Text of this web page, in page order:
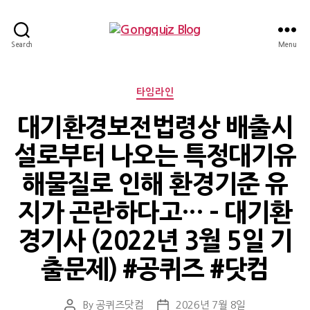
Search Menu
Categories
타임라인
대기환경보전법령상 배출시
설로부터 나오는 특정대기유
해물질로 인해 환경기준 유
지가 곤란하다고… – 대기환
경기사 (2022년 3월 5일 기
출문제) #공퀴즈 #닷컴
PostBy 공퀴즈닷컴
Post2026년 7월 8일